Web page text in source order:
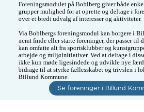
Foreningsmodulet på Boblberg giver både
grupper mulighed for at oprette og deltage i
over et bredt udvalg af interesser og aktiviteter.
Via Boblbergs foreningsmodul kan borgere i
nemt finde eller starte foreninger, der passer til
kan omfatte alt fra sportsklubber og
arbejde og miljøinitiativer. Ved at deltage i
ikke kun møde ligesindede og udvikle nye
bidrage til at styrke fællesskabet og trivslen i
Billund Kommune.
Se foreninger i Billund